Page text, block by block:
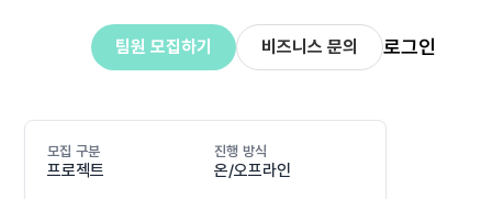
팀원 모집하기 비즈니스 문의 로그인
모집 구분
프로젝트
진행 방식
온/오프라인